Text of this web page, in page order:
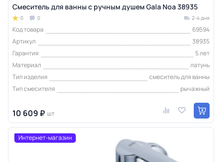
Смеситель для ванны с ручным душем Gala Noa 38935
0 0 2-4 дня
Код товара
69594
Артикул
38935
Гарантия
5 лет
Материал
латунь
Тип изделия
смеситель для ванны
Тип смесителя
рычажный
10 609 ₽ шт
Интернет-магазин